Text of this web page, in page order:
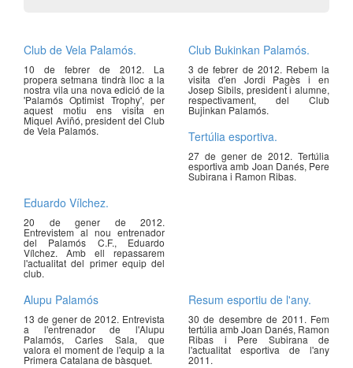
Club de Vela Palamós.
10 de febrer de 2012. La
propera setmana tindrà lloc a la
nostra vila una nova edició de la
'Palamós Optimist Trophy', per
aquest motiu ens visita en
Miquel Aviñó, president del Club
de Vela Palamós.
Club Bukinkan Palamós.
3 de febrer de 2012. Rebem la
visita d'en Jordi Pagès i en
Josep Sibils, president i alumne,
respectivament, del Club
Bujinkan Palamós.
Tertúlia esportiva.
27 de gener de 2012. Tertúlia
esportiva amb Joan Danés, Pere
Subirana i Ramon Ribas.
Eduardo Vílchez.
20 de gener de 2012.
Entrevistem al nou entrenador
del Palamós C.F., Eduardo
Vílchez. Amb ell repassarem
l'actualitat del primer equip del
club.
Alupu Palamós
13 de gener de 2012. Entrevista
a l'entrenador de l'Alupu
Palamós, Carles Sala, que
valora el moment de l'equip a la
Primera Catalana de bàsquet.
Resum esportiu de l'any.
30 de desembre de 2011. Fem
tertúlia amb Joan Danés, Ramon
Ribas i Pere Subirana de
l'actualitat esportiva de l'any
2011.